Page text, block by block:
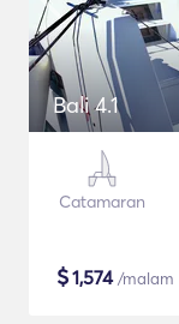
Bali 4.1
Catamaran
$1,574/malam